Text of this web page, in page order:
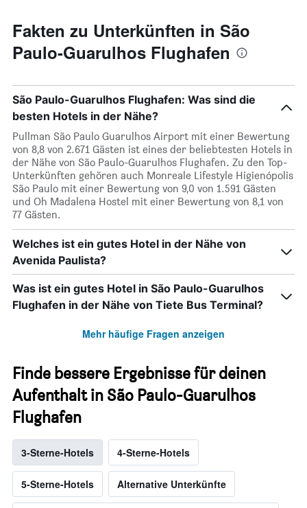
Fakten zu Unterkünften in São
Paulo-Guarulhos Flughafen
São Paulo-Guarulhos Flughafen: Was sind die
besten Hotels in der Nähe?
Pullman São Paulo Guarulhos Airport mit einer Bewertung
von 8,8 von 2.671 Gästen ist eines der beliebtesten Hotels in
der Nähe von São Paulo-Guarulhos Flughafen. Zu den Top-
Unterkünften gehören auch Monreale Lifestyle Higienópolis
São Paulo mit einer Bewertung von 9,0 von 1.591 Gästen
und Oh Madalena Hostel mit einer Bewertung von 8,1 von
77 Gästen.
Welches ist ein gutes Hotel in der Nähe von
Avenida Paulista?
Was ist ein gutes Hotel in São Paulo-Guarulhos
Flughafen in der Nähe von Tiete Bus Terminal?
Mehr häufige Fragen anzeigen
Finde bessere Ergebnisse für deinen
Aufenthalt in São Paulo-Guarulhos
Flughafen
3-Sterne-Hotels 4-Sterne-Hotels
5-Sterne-Hotels Alternative Unterkünfte